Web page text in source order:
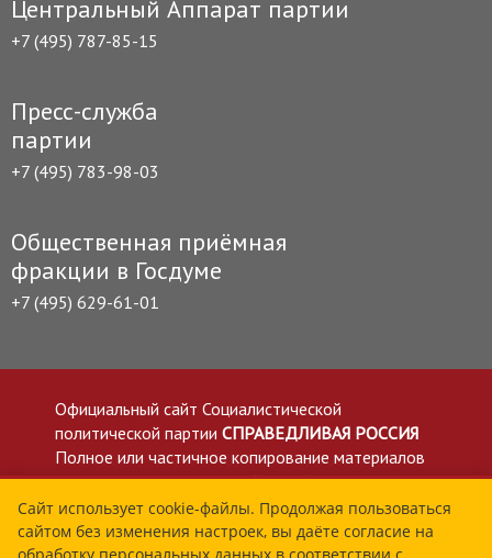
Центральный Аппарат партии
+7 (495) 787-85-15
Пресс-служба
партии
+7 (495) 783-98-03
Общественная приёмная
фракции в Госдуме
+7 (495) 629-61-01
Официальный сайт Социалистической
политической партии СПРАВЕДЛИВАЯ РОССИЯ
Полное или частичное копирование материалов
приветствуется со ссылкой на сайт spravedlivo.ru
Политика в отношении обработки персональных
данных
Сайт использует cookie-файлы. Продолжая пользоваться
сайтом без изменения настроек, вы даёте согласие на